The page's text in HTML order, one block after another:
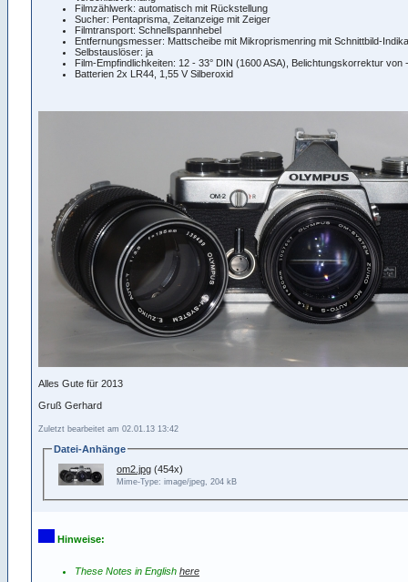
Filmzählwerk: automatisch mit Rückstellung
Sucher: Pentaprisma, Zeitanzeige mit Zeiger
Filmtransport: Schnellspannhebel
Entfernungsmesser: Mattscheibe mit Mikroprismenring mit Schnittbild-
Selbstauslöser: ja
Film-Empfindlichkeiten: 12 - 33° DIN (1600 ASA), Belichtungskorrektur
Batterien 2x LR44, 1,55 V Silberoxid
Alles Gute für 2013
Gruß Gerhard
Zuletzt bearbeitet am 02.01.13 13:42
Datei-Anhänge
om2.jpg (454x)
Mime-Type: image/jpeg, 204 kB
Hinweise:
These Notes in English here